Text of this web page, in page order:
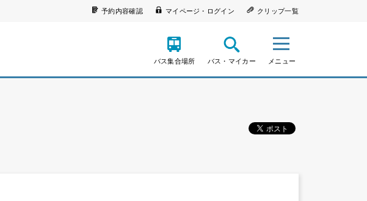
予約内容確認 マイページ・ログイン クリップ一覧
バス集合場所 バス・マイカー メニュー